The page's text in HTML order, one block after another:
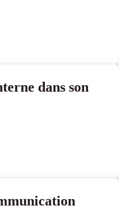
dans son